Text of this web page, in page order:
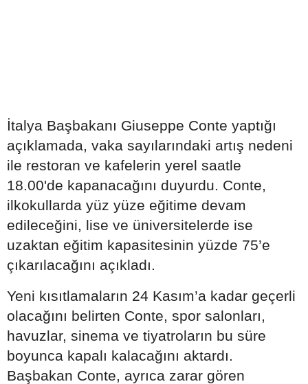
İtalya Başbakanı Giuseppe Conte yaptığı
açıklamada, vaka sayılarındaki artış nedeni
ile restoran ve kafelerin yerel saatle
18.00'de kapanacağını duyurdu. Conte,
ilkokullarda yüz yüze eğitime devam
edileceğini, lise ve üniversitelerde ise
uzaktan eğitim kapasitesinin yüzde 75’e
çıkarılacağını açıkladı.
Yeni kısıtlamaların 24 Kasım’a kadar geçerli
olacağını belirten Conte, spor salonları,
havuzlar, sinema ve tiyatroların bu süre
boyunca kapalı kalacağını aktardı.
Başbakan Conte, ayrıca zarar gören